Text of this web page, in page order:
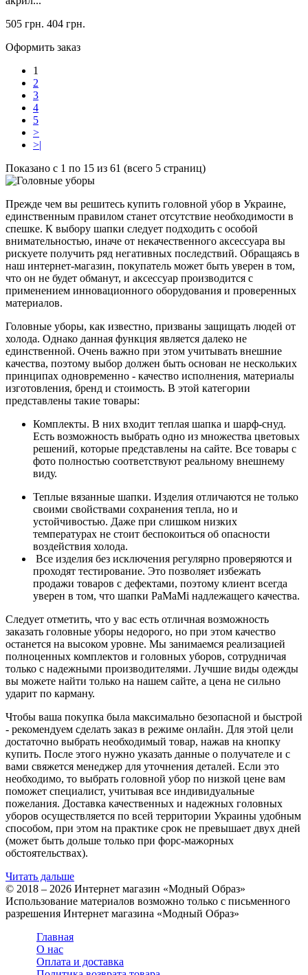
505 грн. 404 грн.
Оформить заказ
1
2
3
4
5
>
>|
Показано с 1 по 15 из 61 (всего 5 страниц)
Прежде чем вы решитесь купить головной убор в Украине,
единственным правилом станет отсутствие необходимости в
спешке. К выбору шапки следует подходить с особой
внимательностью, иначе от некачественного аксессуара вы
рискуете получить ряд негативных последствий. Обращаясь в
наш интернет-магазин, покупатель может быть уверен в том,
что он не будет обманут, и аксессуар производится с
применением инновационного оборудования и проверенных
материалов.
Головные уборы, как известно, призваны защищать людей от
холода. Однако данная функция является далеко не
единственной. Очень важно при этом учитывать внешние
качества, поэтому выбор должен быть основан не нескольких
принципах одновременно - качество исполнения, материалы
изготовления, бренд и стоимость. В этой категории
представлены такие товары:
Комплекты. В них входит теплая шапка и шарф-снуд.
Есть возможность выбрать одно из множества цветовых
решений, которые представлены на сайте. Все товары с
фото полностью соответствуют реальному внешнему
виду.
Теплые вязанные шапки. Изделия отличаются не только
своими свойствами сохранения тепла, но и
устойчивостью. Даже при слишком низких
температурах не стоит беспокоиться об опасности
воздействия холода.
Все изделия без исключения регулярно проверяются и
проходят тестирование. Это позволяет избежать
продажи товаров с дефектами, поэтому клиент всегда
уверен в том, что шапки PaMaMi надлежащего качества.
Следует отметить, что у вас есть отличная возможность
заказать головные уборы недорого, но при этом качество
останется на высоком уровне. Мы занимаемся реализацией
полноценных комплектов и головных уборов, сотрудничая
только с надежными производителями. Лучшие виды одежды
вы можете найти только на нашем сайте, а цена не сильно
ударит по карману.
Чтобы ваша покупка была максимально безопасной и быстрой
- рекомендуем сделать заказ в режиме онлайн. Для этой цели
достаточно выбрать необходимый товар, нажав на кнопку
купить. После этого нужно указать данные о получателе и с
вами свяжется менеджер для уточнения деталей. Если это
необходимо, то выбрать головной убор по низкой цене вам
поможет специалист, учитывая все индивидуальные
пожелания. Доставка качественных и надежных головных
уборов осуществляется по всей территории Украины удобным
способом, при этом на практике срок не превышает двух дней
(может быть дольше только при форс-мажорных
обстоятельствах).
Читать дальше
© 2018 – 2026 Интернет магазин «Модный Образ»
Использование материалов возможно только с письменного
разрешения Интернет магазина «Модный Образ»
Главная
О нас
Оплата и доставка